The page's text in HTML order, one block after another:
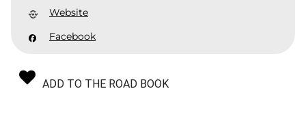
Website
Facebook
ADD TO THE ROAD BOOK